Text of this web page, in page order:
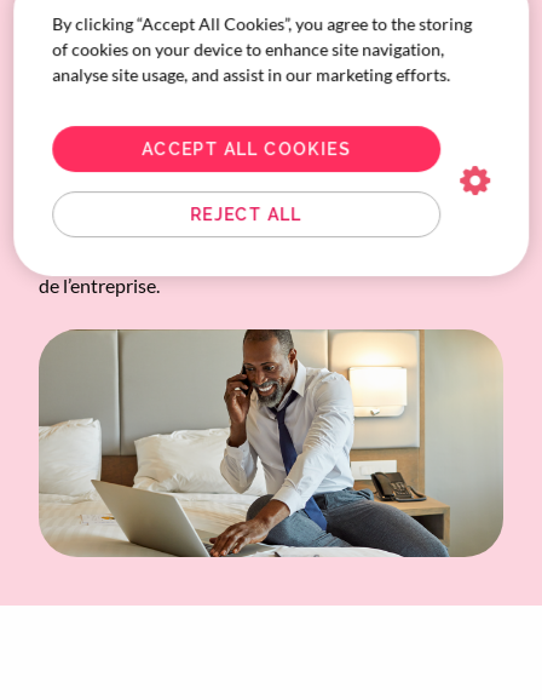
vous déchargeons des tâches les plus lourdes. Notre
assistance dévouée veille à ce que chaque itinéraire soit
parfaitement planifié et que chaque membre de l’équipe
que vous passerez moins de temps à jongler avec la
logistique et plus de temps à soutenir le travail novateur
de votre équipe. Nous nous occupons des détails du
voyage, afin que vous puissiez vous concentrer sur ce
de l’entreprise.
By clicking “Accept All Cookies”, you agree to the storing
of cookies on your device to enhance site navigation,
analyse site usage, and assist in our marketing efforts.
REJECT ALL
ACCEPT ALL COOKIES